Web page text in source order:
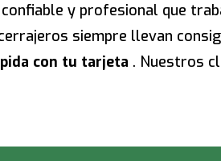
y profesional que
siempre llevan
con tu tarjeta . Nuestros